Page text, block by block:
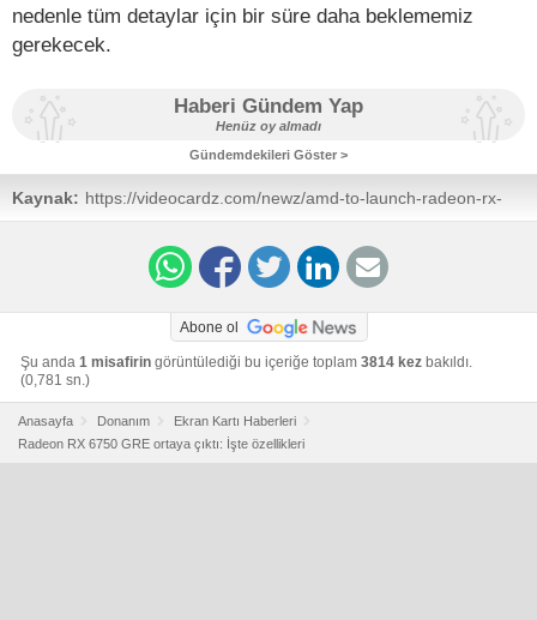
nedenle tüm detaylar için bir süre daha beklememiz
gerekecek.
Haberi Gündem Yap
Henüz oy almadı
Gündemdekileri Göster >
Kaynak: https://videocardz.com/newz/amd-to-launch-radeon-rx-
6750-gre-graphics-card-in-china-rtx-4060-price-with-rtx-
Abone ol
Şu anda 1 misafirin görüntülediği bu içeriğe toplam 3814 kez bakıldı.
(0,781 sn.)
Anasayfa Donanım
Ekran Kartı Haberleri
Radeon RX 6750 GRE ortaya çıktı: İşte özellikleri